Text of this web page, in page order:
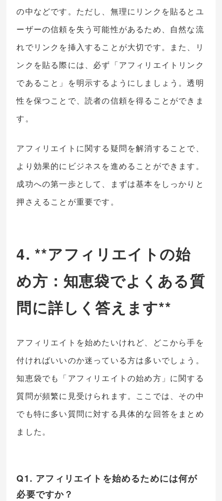
の中などです。ただし、無理にリンクを貼るとユ
ーザーの信頼を失う可能性があるため、自然な流
れでリンクを挿入することが大切です。また、リ
ンクを貼る際には、必ず「アフィリエイトリンク
であること」を明示するようにしましょう。透明
性を保つことで、読者の信頼を得ることができま
す。
アフィリエイトに関する疑問を解消することで、
より効果的にビジネスを進めることができます。
成功への第一歩として、まずは基本をしっかりと
押さえることが重要です。
4. **アフィリエイトの始
め方：知恵袋でよくある質
問に詳しく答えます**
アフィリエイトを始めたいけれど、どこから手を
付ければいいのか迷っている方は多いでしょう。
知恵袋でも「アフィリエイトの始め方」に関する
質問が頻繁に見受けられます。ここでは、その中
でも特に多い質問に対する具体的な回答をまとめ
ました。
Q1. アフィリエイトを始めるためには何が
必要ですか？